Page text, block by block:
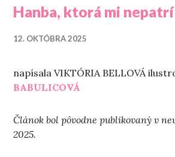
Hanba, ktorá mi nepatrí
12. OKTÓBRA 2025
napísala VIKTÓRIA BELLOVÁ
BABULICOVÁ
Článok bol pôvodne publikovaný v
2025.